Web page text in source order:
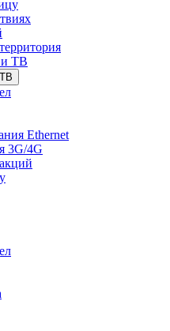
и ТВ
Ethernet
3G/4G